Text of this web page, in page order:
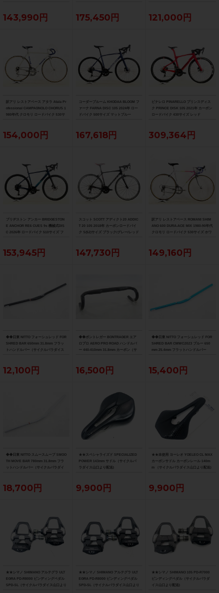
143,990円 175,450円 121,000円
訳アリ レストアベース アタラ Atala Pr
ofessional CAMPAGNOLO CHORUS 1
980年代 クロモリ ロードバイク 530サ
154,000円
コーダーブルーム KHODAA BLOOM フ
ァーナ FARNA DISC 105 2024年 ロー
ドバイク 500サイズ マットブルー
167,618円
ピナレロ PINARELLO プリンスディス
ク PRINCE DISK 105 2021年 カーボン
ロードバイク 430サイズ レッド
309,364円
ブリヂストン アンカー BRIDGESTON
E ANCHOR RE6 CUES 9s 機械式DIS
C 2026年 ロードバイク 510サイズ フ
153,945円
スコット SCOTT アディクト20 ADDIC
T 20 105 2018年 カーボンロードバイ
ク S(52)サイズ ブラック/グレー/レッド
147,730円
訳アリ レストアベース ROMANI SHIM
ANO 600 DURA-ACE MIX 1980-90年代
クロモリ ロードバイク 530サイズ ホワ
149,160円
◆◆日東 NITTO フォーシュレッド FOR
SHRED BAR 650mm 31.8mm フラッ
トハンドルバー（サイクルパラダイス
12,100円
◆◆ボントレガー BONTRAGER エア
ロプロ AERO PRO ROAD ハンドルバ
ー 440-410mm 31.8mm カーボン（サ
16,500円
◆◆日東 NITTO フォーシュレッド FOR
SHRED BAR CMWC2023 ブルー 650
mm 25.4mm フラットハンドルバー
15,400円
◆◆日東 NITTO スムースムーブ SMOO
TH MOVE BAR 780mm 31.8mm フラ
ットハンドルバー（サイクルパラダイ
18,700円
★★スペシャライズド SPECIALIZED
POWER 143mm サドル（サイクルパ
ラダイス山口より配送)
9,900円
★★未使用 ヨーレオ YOELEO CL MAX
カーボンサドル カーボンレール 140m
m （サイクルパラダイス山口より配送)
9,900円
★★シマノ SHIMANO アルテグラ ULT
EGRA PD-R8000 ビンディングペダル
SPD-SL（サイクルパラダイス山口より
★★シマノ SHIMANO アルテグラ ULT
EGRA PD-R8000 ビンディングペダル
SPD-SL（サイクルパラダイス山口より
★★シマノ SHIMANO 105 PD-R7000
ビンディングペダル（サイクルパラダ
イス山口より配送)